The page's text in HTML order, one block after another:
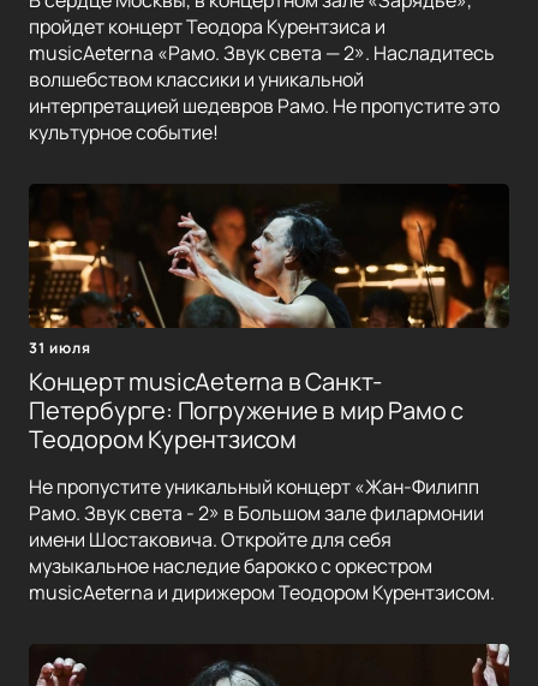
пройдет концерт Теодора Курентзиса и
musicAeterna «Рамо. Звук света — 2». Насладитесь
волшебством классики и уникальной
интерпретацией шедевров Рамо. Не пропустите это
культурное событие!
31 июля
Концерт musicAeterna в Санкт-
Петербурге: Погружение в мир Рамо с
Теодором Курентзисом
Не пропустите уникальный концерт «Жан-Филипп
Рамо. Звук света - 2» в Большом зале филармонии
имени Шостаковича. Откройте для себя
музыкальное наследие барокко с оркестром
musicAeterna и дирижером Теодором Курентзисом.